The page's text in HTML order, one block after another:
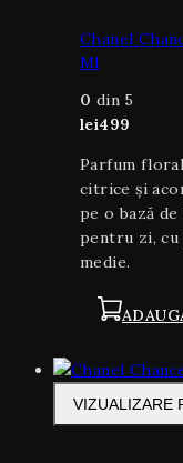
Chanel
Ml
0 din 5
lei499
Parfum
citrice și
pe o bază
pentru zi,
medie.
VIZUALIZARE